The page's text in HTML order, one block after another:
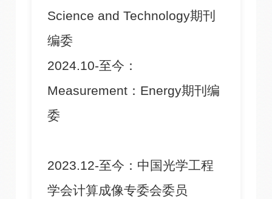
Science and Technology期刊
编委
2024.10-至今：
Measurement：Energy期刊编
委
2023.12-至今：中国光学工程
学会计算成像专委会委员